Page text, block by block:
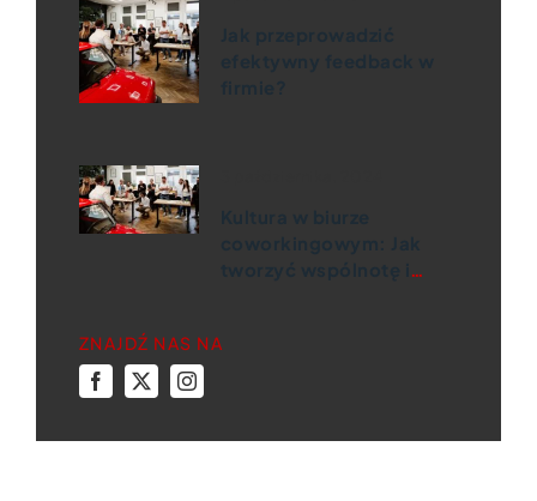
ZNAJDŹ NAS NA